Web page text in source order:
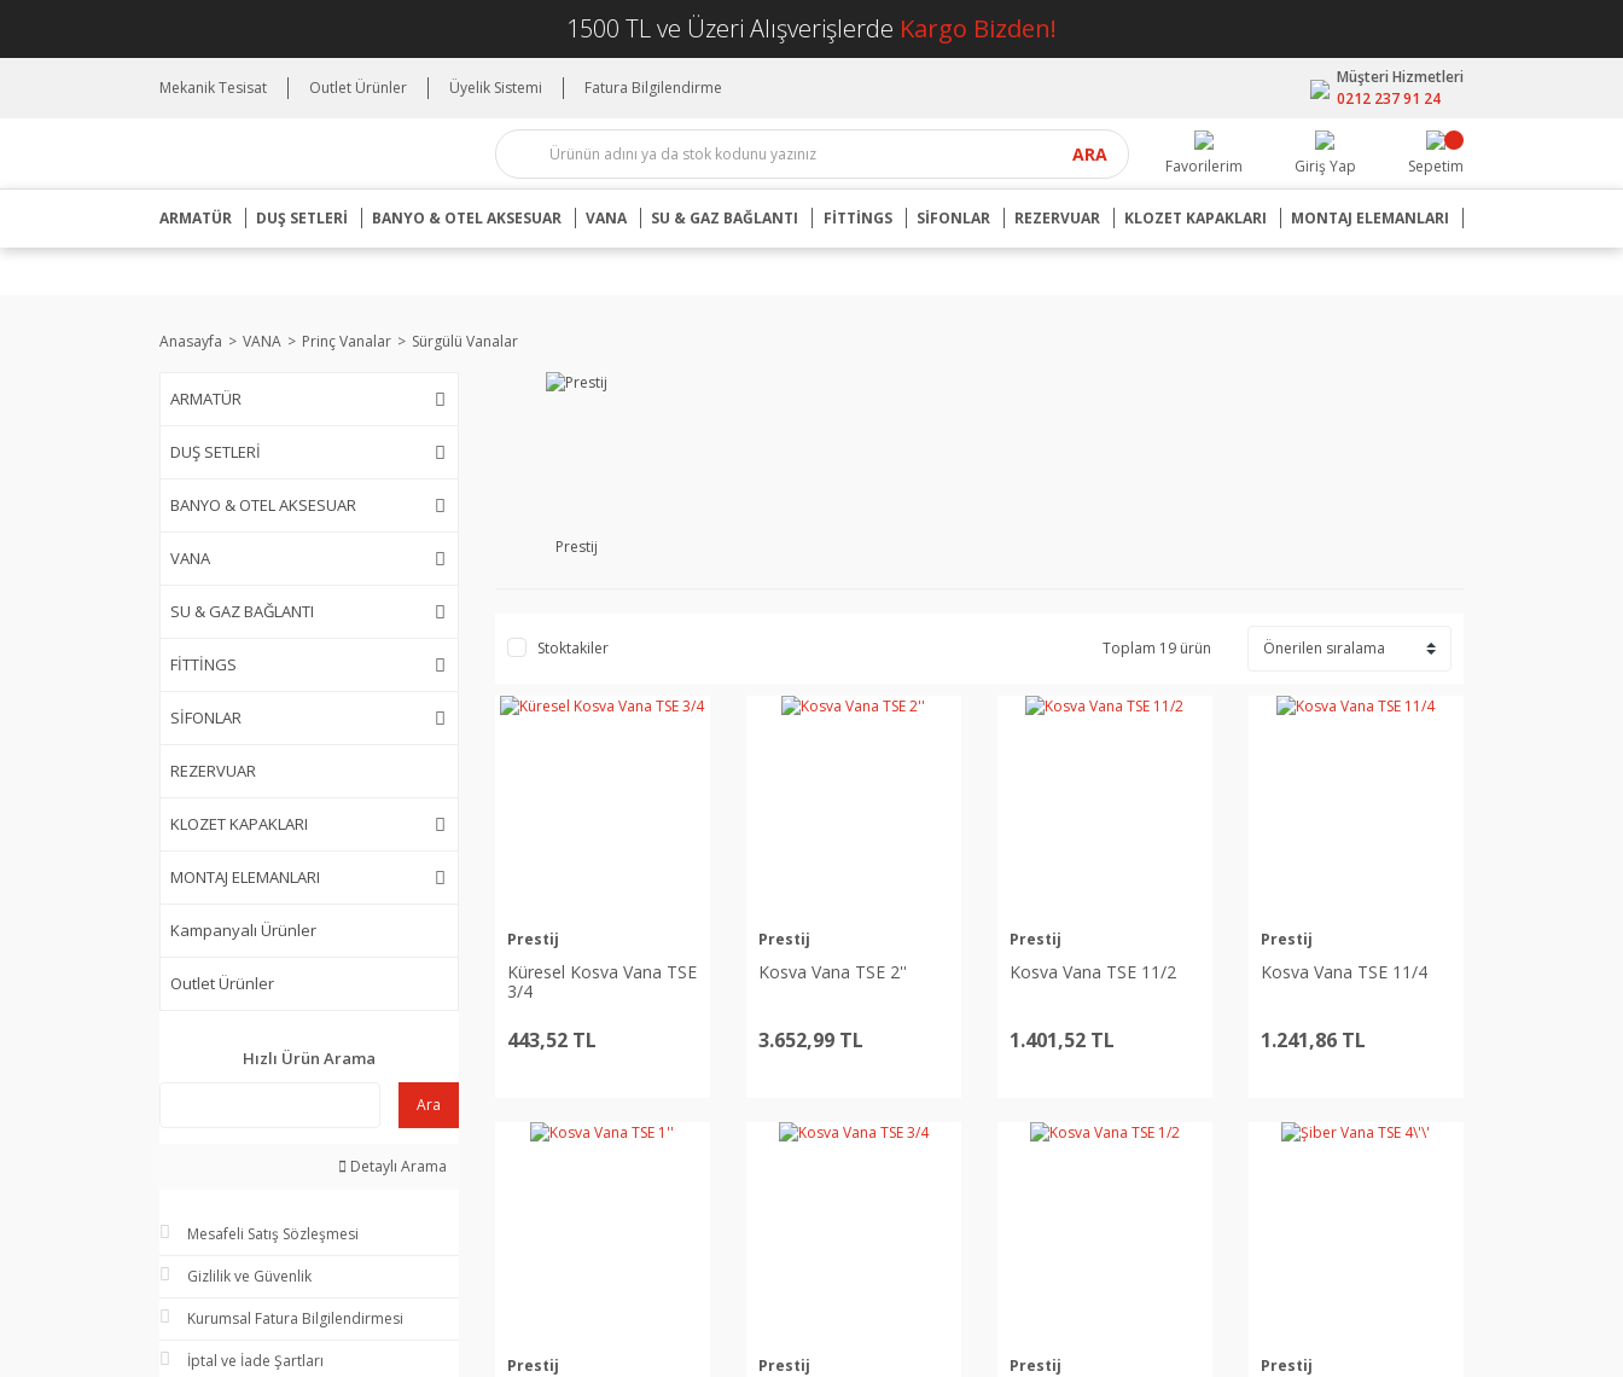
1500 TL ve Üzeri Alışverişlerde Kargo Bizden!
Mekanik Tesisat Outlet Ürünler Üyelik Sistemi Fatura Bilgilendirme
Müşteri Hizmetleri
0212 237 91 24
ARA
Favorilerim Giriş Yap Sepetim
ARMATÜR DUŞ SETLERİ BANYO & OTEL AKSESUAR VANA SU & GAZ BAĞLANTI FİTTİNGS SİFONLAR REZERVUAR KLOZET KAPAKLARI MONTAJ ELEMANLARI
Anasayfa VANA Prinç Vanalar Sürgülü Vanalar
ARMATÜR
DUŞ SETLERİ
BANYO & OTEL AKSESUAR
VANA
SU & GAZ BAĞLANTI
FİTTİNGS
SİFONLAR
REZERVUAR
KLOZET KAPAKLARI
MONTAJ ELEMANLARI
Kampanyalı Ürünler
Outlet Ürünler
Hızlı Ürün Arama
Ara
Detaylı Arama
Mesafeli Satış Sözleşmesi
Gizlilik ve Güvenlik
Kurumsal Fatura Bilgilendirmesi
İptal ve İade Şartları
Prestij
Stoktakiler Toplam 19 ürün
Prestij
Küresel Kosva Vana TSE
3/4
443,52 TL
Prestij
Kosva Vana TSE 2''
3.652,99 TL
Prestij
Kosva Vana TSE 11/2
1.401,52 TL
Prestij
Kosva Vana TSE 11/4
1.241,86 TL
Prestij Prestij Prestij Prestij